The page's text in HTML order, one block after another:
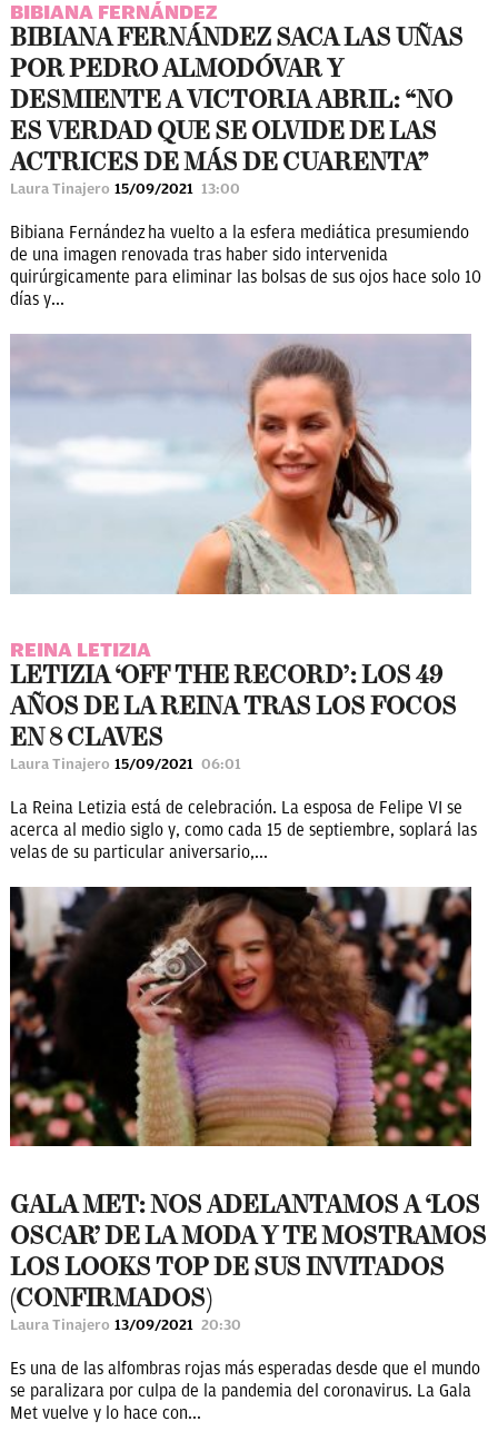
BIBIANA FERNÁNDEZ
BIBIANA FERNÁNDEZ SACA LAS UÑAS
POR PEDRO ALMODÓVAR Y
DESMIENTE A VICTORIA ABRIL: “NO
ES VERDAD QUE SE OLVIDE DE LAS
ACTRICES DE MÁS DE CUARENTA”
Laura Tinajero 15/09/2021 13:00
Bibiana Fernández ha vuelto a la esfera mediática presumiendo
de una imagen renovada tras haber sido intervenida
quirúrgicamente para eliminar las bolsas de sus ojos hace solo 10
días y...
REINA LETIZIA
LETIZIA ‘OFF THE RECORD’: LOS 49
AÑOS DE LA REINA TRAS LOS FOCOS
EN 8 CLAVES
Laura Tinajero 15/09/2021 06:01
La Reina Letizia está de celebración. La esposa de Felipe VI se
acerca al medio siglo y, como cada 15 de septiembre, soplará las
velas de su particular aniversario,...
GALA MET: NOS ADELANTAMOS A ‘LOS
OSCAR’ DE LA MODA Y TE MOSTRAMOS
LOS LOOKS TOP DE SUS INVITADOS
(CONFIRMADOS)
Laura Tinajero 13/09/2021 20:30
Es una de las alfombras rojas más esperadas desde que el mundo
se paralizara por culpa de la pandemia del coronavirus. La Gala
Met vuelve y lo hace con...